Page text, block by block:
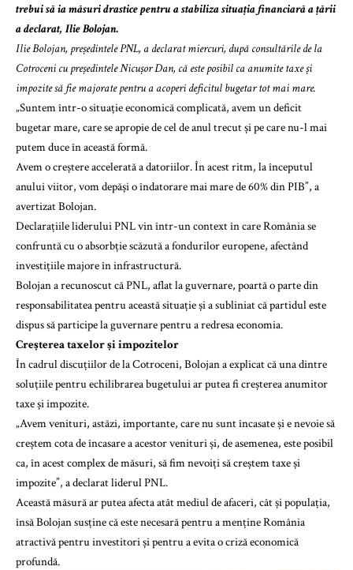
trebui să ia măsuri drastice pentru a stabiliza situația financiară a țării
a declarat, Ilie Bolojan.
Ilie Bolojan, președintele PNL, a declarat miercuri, după consultările de la
Cotroceni cu președintele Nicușor Dan, că este posibil ca anumite taxe și
impozite să fie majorate pentru a acoperi deficitul bugetar tot mai mare.
„Suntem într-o situație economică complicată, avem un deficit
bugetar mare, care se apropie de cel de anul trecut și pe care nu-l mai
putem duce în această formă.
Avem o creștere accelerată a datoriilor. În acest ritm, la începutul
anului viitor, vom depăși o îndatorare mai mare de 60% din PIB”, a
avertizat Bolojan.
Declarațiile liderului PNL vin într-un context în care România se
confruntă cu o absorbție scăzută a fondurilor europene, afectând
investițiile majore în infrastructură.
Bolojan a recunoscut că PNL, aflat la guvernare, poartă o parte din
responsabilitatea pentru această situație și a subliniat că partidul este
dispus să participe la guvernare pentru a redresa economia.
Creșterea taxelor și impozitelor
În cadrul discuțiilor de la Cotroceni, Bolojan a explicat că una dintre
soluțiile pentru echilibrarea bugetului ar putea fi creșterea anumitor
taxe și impozite.
„Avem venituri, astăzi, importante, care nu sunt încasate și e nevoie să
creștem cota de încasare a acestor venituri și, de asemenea, este posibil
ca, în acest complex de măsuri, să fim nevoiți să creștem taxe și
impozite”, a declarat liderul PNL.
Această măsură ar putea afecta atât mediul de afaceri, cât și populația,
însă Bolojan susține că este necesară pentru a menține România
atractivă pentru investitori și pentru a evita o criză economică
profundă.